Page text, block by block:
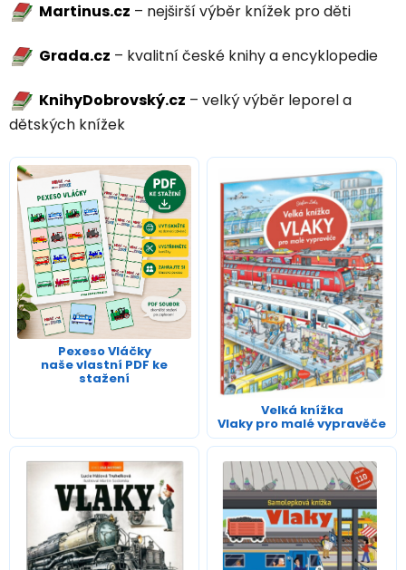
Martinus.cz – nejširší výběr knížek pro děti
Grada.cz – kvalitní české knihy a encyklopedie
KnihyDobrovský.cz – velký výběr leporel a
dětských knížek
Pexeso Vláčky
naše vlastní PDF ke
stažení
Velká knížka
Vlaky pro malé vypravěče